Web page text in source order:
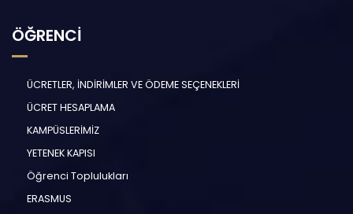
ÖĞRENCİ
ÜCRETLER, İNDİRİMLER VE ÖDEME SEÇENEKLERİ
ÜCRET HESAPLAMA
KAMPÜSLERİMİZ
YETENEK KAPISI
Öğrenci Toplulukları
ERASMUS